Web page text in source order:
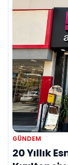
GÜNDEM
20 Yıllık